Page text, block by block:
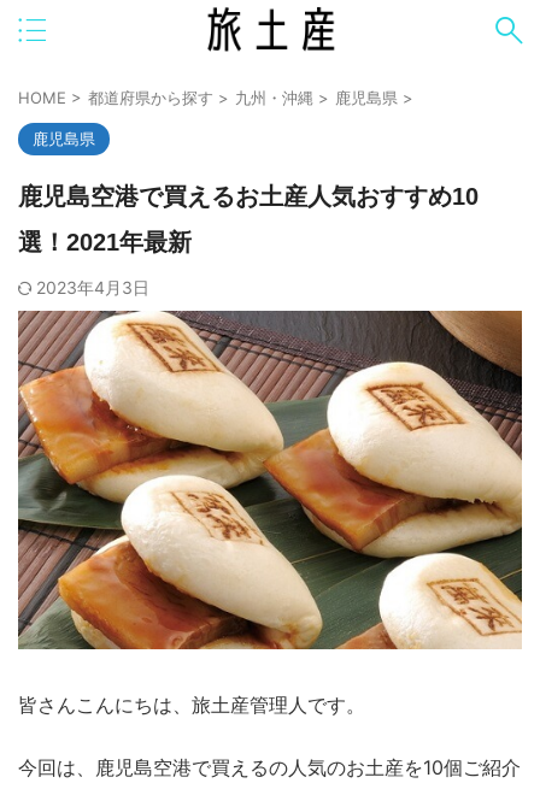
HOME > 都道府県から探す > 九州・沖縄 > 鹿児島県 >
鹿児島県
鹿児島空港で買えるお土産人気おすすめ10
選！2021年最新
2023年4月3日
皆さんこんにちは、旅土産管理人です。
今回は、鹿児島空港で買えるの人気のお土産を10個ご紹介